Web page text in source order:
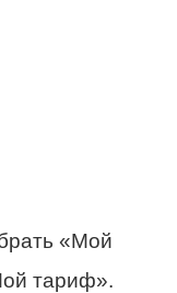
«Мой
тариф».